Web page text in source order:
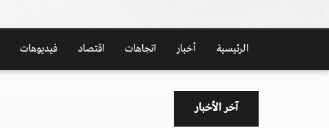
الرئيسية أخبار اتجاهات اقتصاد فيديوهات
آخر الأخبار